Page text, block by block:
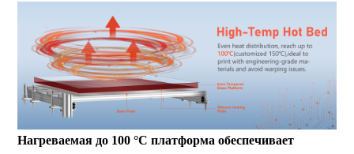
Нагреваемая до 100 °C платформа обеспечивает